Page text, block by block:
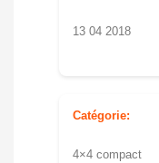
13 04 2018
Catégorie:
4×4 compact